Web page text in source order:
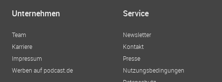
Unternehmen
Team
Karriere
Impressum
Werben auf podcast.de
Service
Newsletter
Kontakt
Presse
Nutzungsbedingungen